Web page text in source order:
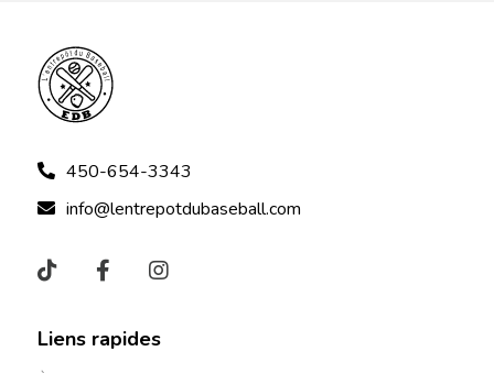
450-654-3343
info@lentrepotdubaseball.com
Liens rapides